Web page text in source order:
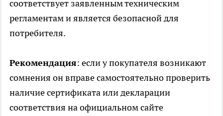
соответствует заявленным техническим
регламентам и является безопасной для
потребителя.
Рекомендация: если у покупателя возникают
сомнения он вправе самостоятельно проверить
наличие сертификата или декларации
соответствия на официальном сайте